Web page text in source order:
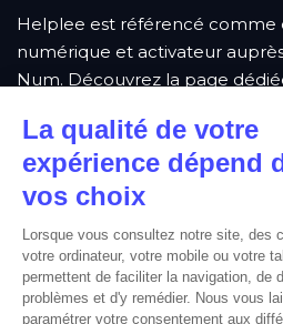
Helplee est référencé comme
numérique et activateur
Num. Découvrez la page
Helplee est également
l’International Association of
Enfin Helplee, s’inscrit dans
Breton en étant actif dans la
Akademi